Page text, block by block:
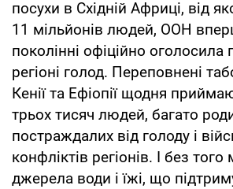
посухи в Східній Африці, від
11 мільйонів людей, ООН
поколінні офіційно оголосила
регіоні голод. Переповнені
Кенії та Ефіопії щодня
трьох тисяч людей, багато
постраждалих від голоду і
конфліктів регіонів. І без того
джерела води і їжі, що